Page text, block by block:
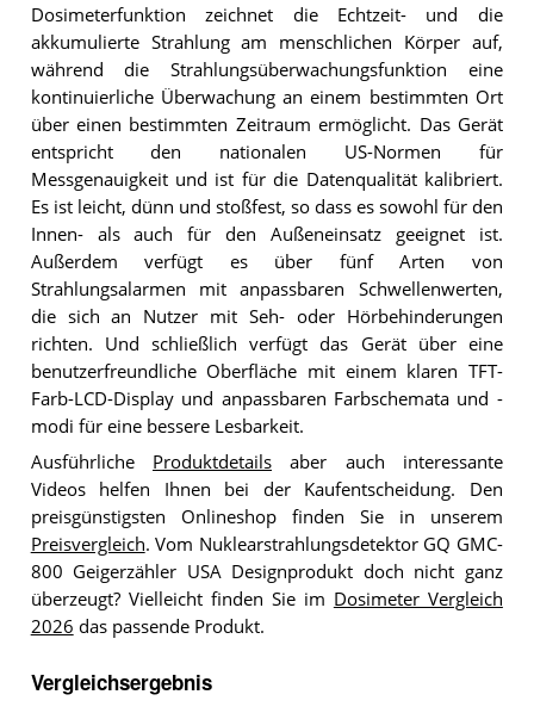
Dosimeterfunktion zeichnet die Echtzeit- und die
akkumulierte Strahlung am menschlichen Körper auf,
während die Strahlungsüberwachungsfunktion eine
kontinuierliche Überwachung an einem bestimmten Ort
über einen bestimmten Zeitraum ermöglicht. Das Gerät
entspricht den nationalen US-Normen für
Messgenauigkeit und ist für die Datenqualität kalibriert.
Es ist leicht, dünn und stoßfest, so dass es sowohl für den
Innen- als auch für den Außeneinsatz geeignet ist.
Außerdem verfügt es über fünf Arten von
Strahlungsalarmen mit anpassbaren Schwellenwerten,
die sich an Nutzer mit Seh- oder Hörbehinderungen
richten. Und schließlich verfügt das Gerät über eine
benutzerfreundliche Oberfläche mit einem klaren TFT-
Farb-LCD-Display und anpassbaren Farbschemata und -
modi für eine bessere Lesbarkeit.
Ausführliche Produktdetailsaber auch interessante
Videos helfen Ihnen bei der Kaufentscheidung. Den
preisgünstigsten Onlineshop finden Sie in unserem
Preisvergleich. Vom Nuklearstrahlungsdetektor GQ GMC-
800 Geigerzähler USA Designprodukt doch nicht ganz
überzeugt? Vielleicht finden Sie im Dosimeter Vergleich
2026 das passende Produkt.
Vergleichsergebnis